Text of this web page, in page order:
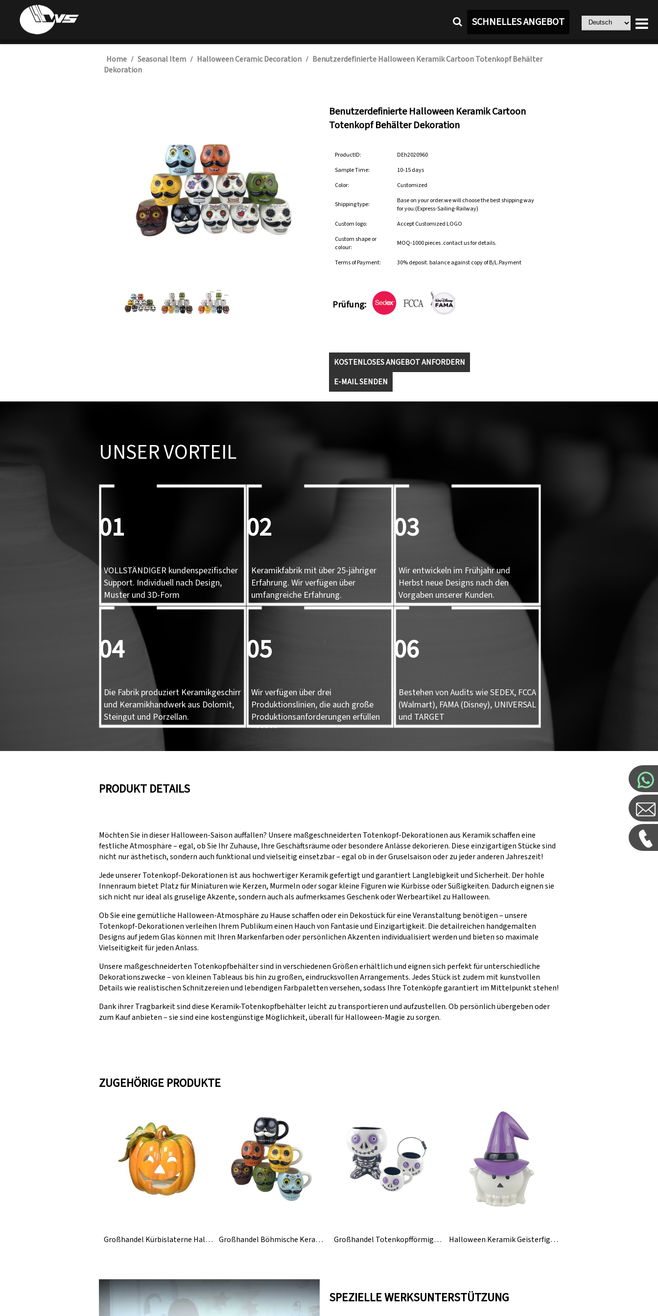
SCHNELLES ANGEBOT
Home / Seasonal Item / Halloween Ceramic Decoration / Benutzerdefinierte Halloween Keramik Cartoon Totenkopf Behälter
Dekoration
Benutzerdefinierte Halloween Keramik Cartoon
Totenkopf Behälter Dekoration
ProductID:
DEh2020960
Sample Time:
10-15 days
Color:
Customized
Shipping type:
Base on your order.we will choose the best shipping way
for you.(Express-Sailing-Railway)
Custom logo:
Accept Customized LOGO
Custom shape or
colour:
MOQ-1000 pieces .contact us for details.
Terms of Payment: 30% deposit. balance against copy of B/L.Payment
Prüfung:
KOSTENLOSES ANGEBOT ANFORDERN
E-MAIL SENDEN
UNSER VORTEIL
01
VOLLSTÄNDIGER kundenspezifischer
Support. Individuell nach Design,
Muster und 3D-Form
02
Keramikfabrik mit über 25-jähriger
Erfahrung. Wir verfügen über
umfangreiche Erfahrung.
03
Wir entwickeln im Frühjahr und
Herbst neue Designs nach den
Vorgaben unserer Kunden.
04
Die Fabrik produziert Keramikgeschirr
und Keramikhandwerk aus Dolomit,
Steingut und Porzellan.
05
Wir verfügen über drei
Produktionslinien, die auch große
Produktionsanforderungen erfüllen
können.
06
Bestehen von Audits wie SEDEX, FCCA
(Walmart), FAMA (Disney), UNIVERSAL
und TARGET
PRODUKT DETAILS
Möchten Sie in dieser Halloween-Saison auffallen? Unsere maßgeschneiderten Totenkopf-Dekorationen aus Keramik schaffen eine
festliche Atmosphäre – egal, ob Sie Ihr Zuhause, Ihre Geschäftsräume oder besondere Anlässe dekorieren. Diese einzigartigen Stücke sind
nicht nur ästhetisch, sondern auch funktional und vielseitig einsetzbar – egal ob in der Gruselsaison oder zu jeder anderen Jahreszeit!
Jede unserer Totenkopf-Dekorationen ist aus hochwertiger Keramik gefertigt und garantiert Langlebigkeit und Sicherheit. Der hohle
Innenraum bietet Platz für Miniaturen wie Kerzen, Murmeln oder sogar kleine Figuren wie Kürbisse oder Süßigkeiten. Dadurch eignen sie
sich nicht nur ideal als gruselige Akzente, sondern auch als aufmerksames Geschenk oder Werbeartikel zu Halloween.
Ob Sie eine gemütliche Halloween-Atmosphäre zu Hause schaffen oder ein Dekostück für eine Veranstaltung benötigen – unsere
Totenkopf-Dekorationen verleihen Ihrem Publikum einen Hauch von Fantasie und Einzigartigkeit. Die detailreichen handgemalten
Designs auf jedem Glas können mit Ihren Markenfarben oder persönlichen Akzenten individualisiert werden und bieten so maximale
Vielseitigkeit für jeden Anlass.
Unsere maßgeschneiderten Totenkopfbehälter sind in verschiedenen Größen erhältlich und eignen sich perfekt für unterschiedliche
Dekorationszwecke – von kleinen Tableaus bis hin zu großen, eindrucksvollen Arrangements. Jedes Stück ist zudem mit kunstvollen
Details wie realistischen Schnitzereien und lebendigen Farbpaletten versehen, sodass Ihre Totenköpfe garantiert im Mittelpunkt stehen!
Dank ihrer Tragbarkeit sind diese Keramik-Totenkopfbehälter leicht zu transportieren und aufzustellen. Ob persönlich übergeben oder
zum Kauf anbieten – sie sind eine kostengünstige Möglichkeit, überall für Halloween-Magie zu sorgen.
ZUGEHÖRIGE PRODUKTE
Großhandel Kürbislaterne Halloween Keramik Kerzenhalter Großhandel Böhmische Keramik Halloween Totenkopf Tasse Großhandel Totenkopfförmiger Eiskeramik-Halloween-Süßigkeiteneimer Halloween Keramik Geisterfiguren Dekoration Im Großhandel
SPEZIELLE WERKSUNTERSTÜTZUNG